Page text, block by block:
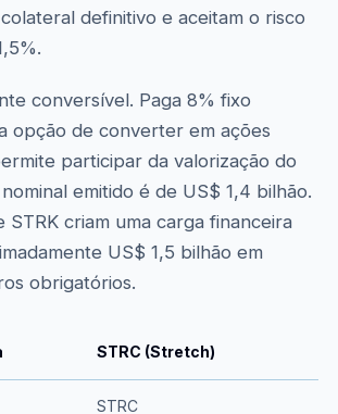
definitivo e aceitam o risco
conversível. Paga 8% fixo
opção de converter em ações
participar da valorização do
emitido é de US$ 1,4 bilhão.
STRK criam uma carga financeira
US$ 1,5 bilhão em
obrigatórios.
STRC (Stretch)
STRC